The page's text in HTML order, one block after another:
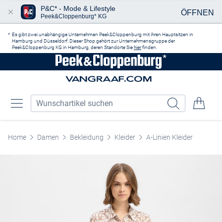
Es gibt zwei unabhängige Unternehmen Peek&Cloppenburg mit ihren Hauptsitzen in
Hamburg und Düsseldorf. Dieser Shop gehört zur Unternehmensgruppe der
Peek&Cloppenburg KG in Hamburg, deren Standorte Sie hierfinden.
Home Damen Bekleidung Kleider A-Linien Kleider
P&C* - Mode & Lifestyle
Peek&Cloppenburg* KG ÖFFNEN